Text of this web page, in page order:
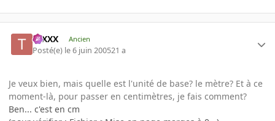
tuXXX Ancien
Posté(e) le 6 juin 200521 a
Je veux bien, mais quelle est l'unité de base? le mètre? Et à ce
moment-là, pour passer en centimètres, je fais comment?
Ben... c'est en cm